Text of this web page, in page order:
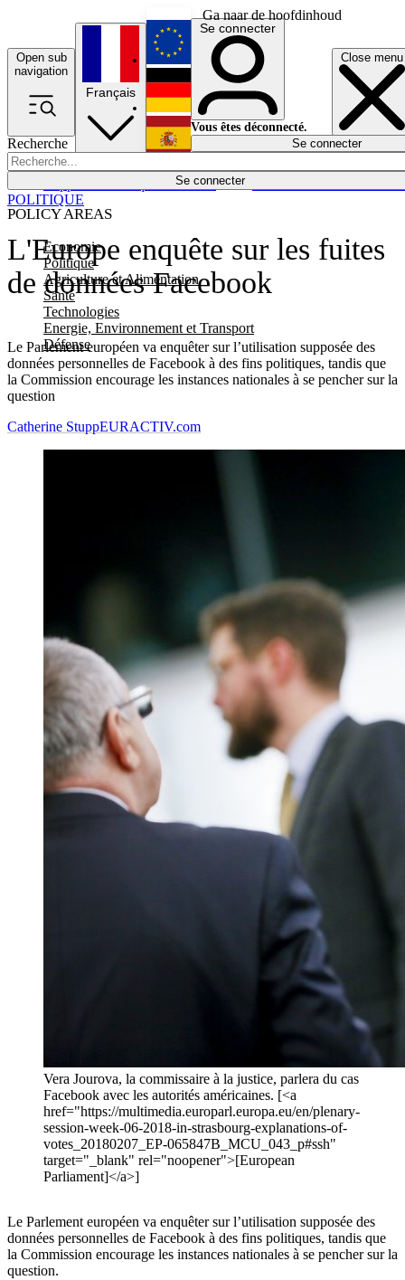
Ga naar de hoofdinhoud
Open sub
navigation
Close menu
Recherche
Se connecter
POLICY AREAS
Economie
Politique
Agriculture et Alimentation
Santé
Technologies
Energie, Environnement et Transport
Défense
Économie
Français
English
Deutsch
Español
Se connecter
Vous êtes déconnecté.
Se connecter
L'Europe enquête sur les fuites
de données Facebook
Le Parlement européen va enquêter sur l’utilisation supposée des
données personnelles de Facebook à des fins politiques, tandis que
la Commission encourage les instances nationales à se pencher sur la
question
POLITIQUE
Catherine StuppEURACTIV.com
Vera Jourova, la commissaire à la justice, parlera du cas
Facebook avec les autorités américaines. [<a
href="https://multimedia.europarl.europa.eu/en/plenary-
session-week-06-2018-in-strasbourg-explanations-of-
votes_20180207_EP-065847B_MCU_043_p#ssh"
target="_blank" rel="noopener">[European
Parliament]</a>]
Le Parlement européen va enquêter sur l’utilisation supposée des
données personnelles de Facebook à des fins politiques, tandis que
la Commission encourage les instances nationales à se pencher sur la
question.